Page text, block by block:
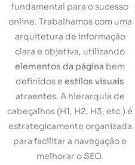
fundamental para o sucesso
online. Trabalhamos com uma
arquitetura de informação
clara e objetiva, utilizando
elementos da página bem
definidos e estilos visuais
atraentes. A hierarquia de
cabeçalhos (H1, H2, H3, etc.) é
estrategicamente organizada
para facilitar a navegação e
melhorar o SEO.